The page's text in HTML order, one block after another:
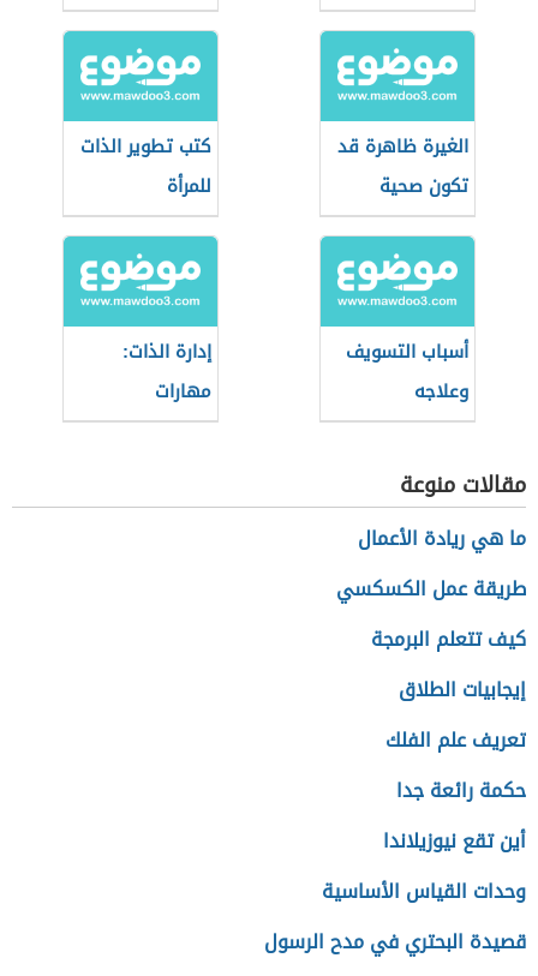
الغيرة ظاهرة قد
تكون صحية
كتب تطوير الذات
للمرأة
أسباب التسويف
وعلاجه
إدارة الذات:
مهارات
واستراتيجيات
مقالات منوعة
ما هي ريادة الأعمال
طريقة عمل الكسكسي
كيف تتعلم البرمجة
إيجابيات الطلاق
تعريف علم الفلك
حكمة رائعة جدا
أين تقع نيوزيلاندا
وحدات القياس الأساسية
قصيدة البحتري في مدح الرسول